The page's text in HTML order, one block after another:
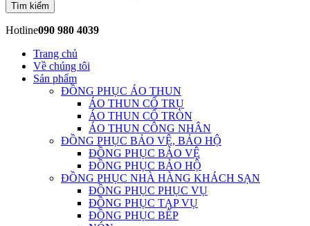
Tìm kiếm
Hotline090 980 4039
Trang chủ
Về chúng tôi
Sản phẩm
ĐỒNG PHỤC ÁO THUN
ÁO THUN CỔ TRỤ
ÁO THUN CỔ TRÒN
ÁO THUN CÔNG NHÂN
ĐỒNG PHỤC BẢO VỆ, BẢO HỘ
ĐỒNG PHỤC BẢO VỆ
ĐỒNG PHỤC BẢO HỘ
ĐỒNG PHỤC NHÀ HÀNG KHÁCH SẠN
ĐỒNG PHỤC PHỤC VỤ
ĐỒNG PHỤC TẠP VỤ
ĐỒNG PHỤC BẾP